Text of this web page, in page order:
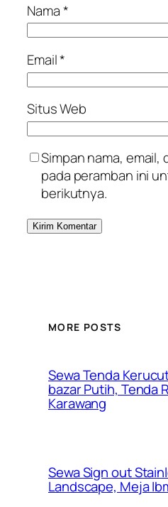
Nama*
Email*
Situs Web
Simpan nama, email,
pada peramban ini
berikutnya.
MORE POSTS
Sewa Tenda
bazar Putih, Tenda
Karawang
Sewa Sign out
Landscape, Meja